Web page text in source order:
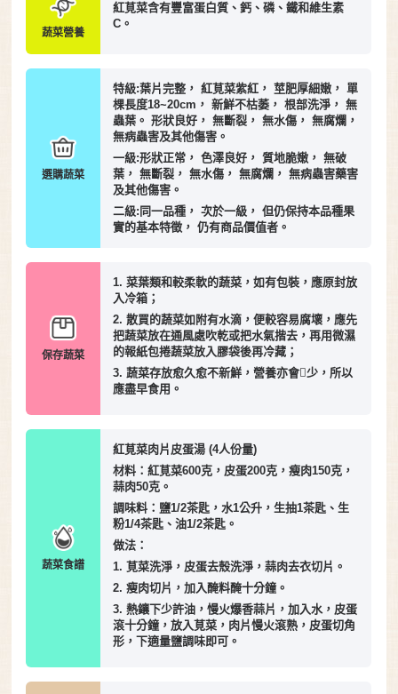
蔬菜營養
紅莧菜含有豐富蛋白質、鈣、磷、鐵和維生素
C。
選購蔬菜
特級:葉片完整， 紅莧菜紫紅， 莖肥厚細嫩， 單
棵長度18~20cm， 新鮮不枯萎， 根部洗淨， 無
蟲葉。 形狀良好， 無斷裂， 無水傷， 無腐爛，
無病蟲害及其他傷害。
一級:形狀正常， 色澤良好， 質地脆嫩， 無破
葉， 無斷裂， 無水傷， 無腐爛， 無病蟲害藥害
及其他傷害。
二級:同一品種， 次於一級， 但仍保持本品種果
實的基本特徵， 仍有商品價值者。
保存蔬菜
1. 菜葉類和較柔軟的蔬菜，如有包裝，應原封放
入冷箱；
2. 散買的蔬菜如附有水滴，便較容易腐壞，應先
把蔬菜放在通風處吹乾或把水氣揩去，再用微濕
的報紙包捲蔬菜放入膠袋後再冷藏；
3. 蔬菜存放愈久愈不新鮮，營養亦會少，所以
應盡早食用。
蔬菜食譜
紅莧菜肉片皮蛋湯 (4人份量)
材料：紅莧菜600克，皮蛋200克，瘦肉150克，
蒜肉50克。
調味料：鹽1/2茶匙，水1公升，生抽1茶匙、生
粉1/4茶匙、油1/2茶匙。
做法：
1. 莧菜洗淨，皮蛋去殼洗淨，蒜肉去衣切片。
2. 瘦肉切片，加入醃料醃十分鐘。
3. 熱鑲下少許油，慢火爆香蒜片，加入水，皮蛋
滾十分鐘，放入莧菜，肉片慢火滾熟，皮蛋切角
形，下適量鹽調味即可。